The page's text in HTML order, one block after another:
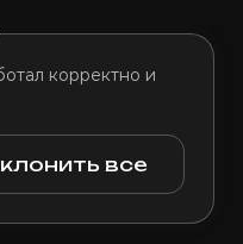
корректно и
все